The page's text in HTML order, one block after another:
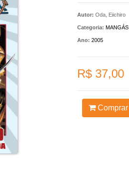
Autor: Oda, Eiichiro
Categoria: MANGÁS
Ano: 2005
R$ 37,00
Comprar